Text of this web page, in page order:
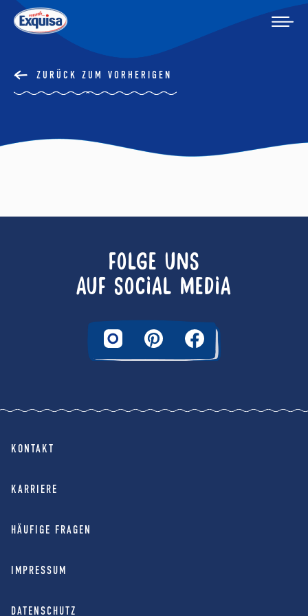
ZURÜCK ZUM VORHERIGEN
FOLGE UNS
AUF SOCIAL MEDIA
KONTAKT
KARRIERE
HÄUFIGE FRAGEN
IMPRESSUM
DATENSCHUTZ